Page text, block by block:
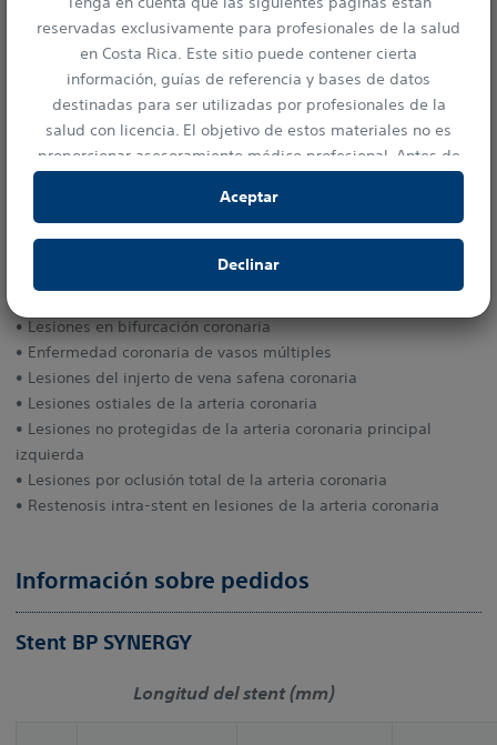
reservadas exclusivamente para profesionales de la salud
en Costa Rica. Este sitio puede contener cierta
información, guías de referencia y bases de datos
destinadas para ser utilizadas por profesionales de la
salud con licencia. El objetivo de estos materiales no es
proporcionar asesoramiento médico profesional. Antes de
información prescriptiva e instrucciones de
Este sitio web está protegido por las leyes sobre derechos
pertinentes. Está estrictamente prohibido hacer copias, ya
sean parciales o totales y por cualquier medio sin contar
con la previa autorización de su titular.
Aceptar
Declinar
El sistema de stent SYNERGY está indicado para mejorar el
diámetro luminal coronario en pacientes con cardiopatía
isquémica sintomática, incluidos pacientes con infarto
agudo de miocardio y pacientes con diabetes mellitus
concomitante debido a lesiones discretas de novo de las
arterias coronarias nativas.
el tratamiento de pacientes que presentan:
• Síndrome coronario agudo
• Lesiones en bifurcación coronaria
• Enfermedad coronaria de vasos múltiples
• Lesiones del injerto de vena safena coronaria
• Lesiones ostiales de la arteria coronaria
• Lesiones no protegidas de la arteria coronaria principal
izquierda
• Lesiones por oclusión total de la arteria coronaria
• Restenosis intra-stent en lesiones de la arteria coronaria
Información sobre pedidos
Stent BP SYNERGY
Longitud del stent (mm)